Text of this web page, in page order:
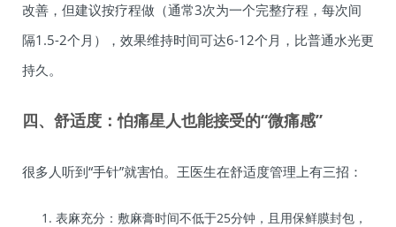
改善，但建议按疗程做（通常3次为一个完整疗程，每次间
隔1.5-2个月），效果维持时间可达6-12个月，比普通水光更
持久。
四、舒适度：怕痛星人也能接受的“微痛感”
很多人听到“手针”就害怕。王医生在舒适度管理上有三招：
表麻充分：敷麻膏时间不低于25分钟，且用保鲜膜封包，